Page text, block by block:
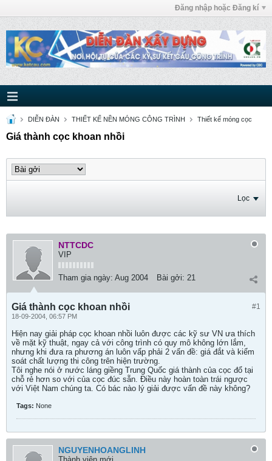
Đăng nhập hoặc Đăng kí
DIỄN ĐÀN THIẾT KẾ NỀN MÓNG CÔNG TRÌNH Thiết kế móng cọc
Giá thành cọc khoan nhồi
Lọc
NTTCDC
VIP
Tham gia ngày: Aug 2004 Bài gởi: 21
#1
Giá thành cọc khoan nhồi
18-09-2004, 06:57 PM
Hiện nay giải pháp cọc khoan nhồi luôn được các kỹ sư VN ưa thích
về mặt kỹ thuật, ngay cả với công trình có quy mô không lớn lắm,
nhưng khi đưa ra phương án luôn vấp phải 2 vấn đề: giá đắt và kiểm
soát chất lượng thi công trên hiện trường.
Tôi nghe nói ở nước láng giềng Trung Quốc giá thành của cọc đổ tại
chỗ rẻ hơn so với của cọc đúc sẵn. Điều này hoàn toàn trái ngược
với Việt Nam chúng ta. Có bác nào lý giải được vấn đề này không?
Tags: None
NGUYENHOANGLINH